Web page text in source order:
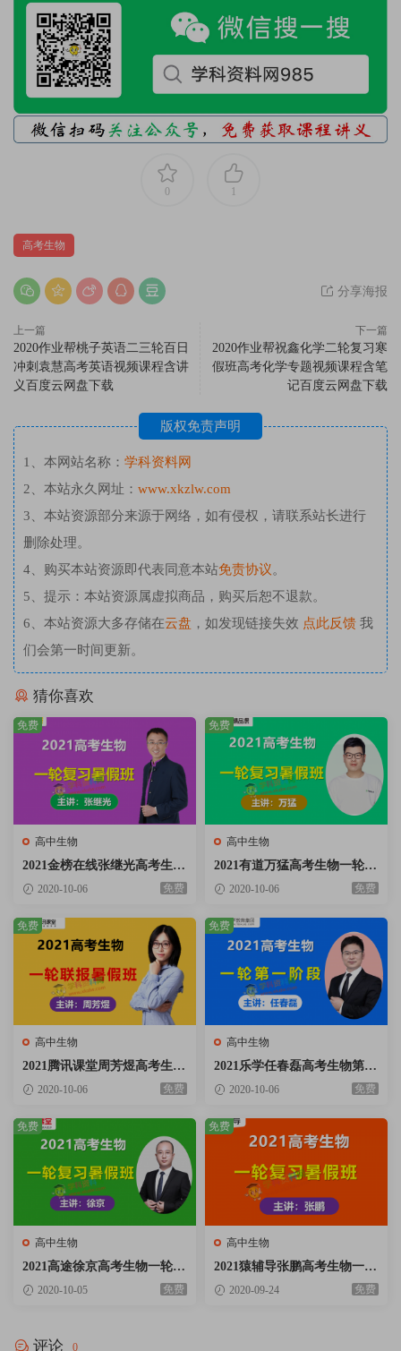
0 1
高考生物
分享海报
上一篇
2020作业帮桃子英语二三轮百日
冲刺袁慧高考英语视频课程含讲
义百度云网盘下载
下一篇
2020作业帮祝鑫化学二轮复习寒
假班高考化学专题视频课程含笔
记百度云网盘下载
版权免责声明
1、本网站名称： 学科资料网
2、本站永久网址： www.xkzlw.com
3、本站资源部分来源于网络，如有侵权，请联系站长进行
删除处理。
4、购买本站资源即代表同意本站免责协议。
5、提示：本站资源属虚拟商品，购买后恕不退款。
6、本站资源大多存储在云盘 ，如发现链接失效 点此反馈 我
们会第一时间更新。
猜你喜欢
高中生物
2021金榜在线张继光高考生物
一轮复习暑假班视频课程百度
2020-10-06 免费
免费
高中生物
2021有道万猛高考生物一轮复
习暑假班视频课程含习题精讲
2020-10-06 免费
免费
高中生物
2021腾讯课堂周芳煜高考生物
一轮复习暑假班必修一二三实
2020-10-06 免费
免费
高中生物
2021乐学任春磊高考生物第一
阶段一轮复习暑假班视频课程
2020-10-06 免费
免费
高中生物
2021高途徐京高考生物一轮复
习暑假班视频课程含讲义百度
2020-10-05 免费
免费
高中生物
2021猿辅导张鹏高考生物一轮
复习暑假985班高三生物视频
2020-09-24 免费
免费
评论 0